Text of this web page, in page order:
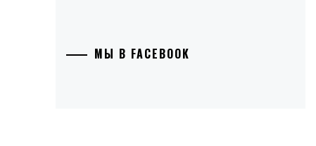
МЫ В FACEBOOK